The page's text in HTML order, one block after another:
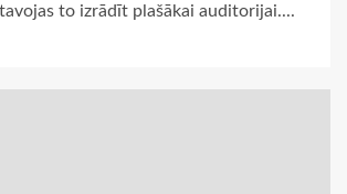
to izrādīt plašākai auditorijai....